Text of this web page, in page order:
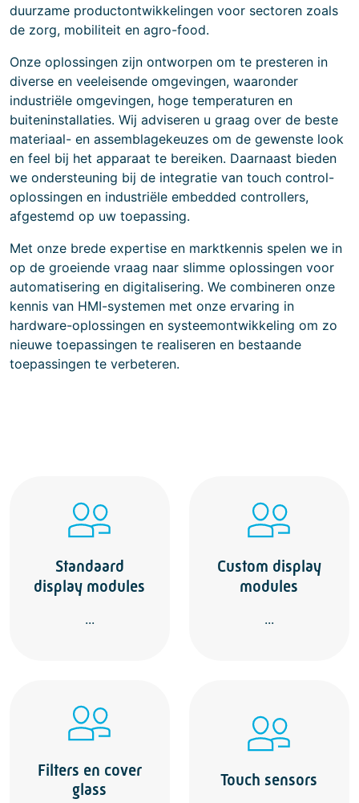
duurzame productontwikkelingen voor sectoren zoals
de zorg, mobiliteit en agro-food.
Onze oplossingen zijn ontworpen om te presteren in
diverse en veeleisende omgevingen, waaronder
industriële omgevingen, hoge temperaturen en
buiteninstallaties. Wij adviseren u graag over de beste
materiaal- en assemblagekeuzes om de gewenste look
en feel bij het apparaat te bereiken. Daarnaast bieden
we ondersteuning bij de integratie van touch control-
oplossingen en industriële embedded controllers,
afgestemd op uw toepassing.
Met onze brede expertise en marktkennis spelen we in
op de groeiende vraag naar slimme oplossingen voor
automatisering en digitalisering. We combineren onze
kennis van HMI-systemen met onze ervaring in
hardware-oplossingen en systeemontwikkeling om zo
nieuwe toepassingen te realiseren en bestaande
toepassingen te verbeteren.
Standaard
display modules
...
Custom display
modules
...
Filters en cover
glass
Touch sensors